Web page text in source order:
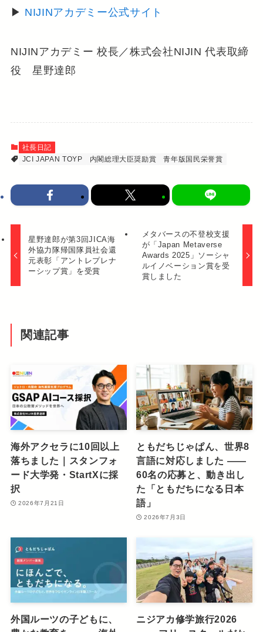
▶ NIJINアカデミー公式サイト
NIJINアカデミー 校長／株式会社NIJIN 代表取締
役 星野達郎
社長日記
JCI JAPAN TOYP
内閣総理大臣奨励賞 青年版国民栄誉賞
星野達郎が第3回JICA海
外協力隊帰国隊員社会還
元表彰「アントレプレナ
ーシップ賞」を受賞
メタバースの不登校支援
が「Japan Metaverse
Awards 2025」ソーシャ
ルイノベーション賞を受
賞しました
関連記事
海外アクセラに10回以上
落ちました｜スタンフォ
ード大学発・StartXに採
択
2026年7月21日
ともだちじゃぱん、世界8
言語に対応しました ――
60名の応募と、動き出し
た「ともだちになる日本
語」
2026年7月3日
外国ルーツの子どもに、
ニジアカ修学旅行2026